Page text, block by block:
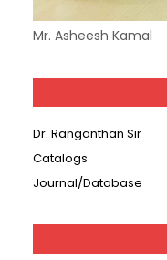
Mr. Asheesh Kamal
Dr. Ranganthan Sir
Catalogs
Journal/Database